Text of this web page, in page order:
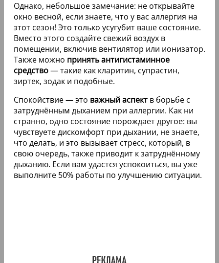
Однако, небольшое замечание: не открывайте
окно весной, если знаете, что у вас аллергия на
этот сезон! Это только усугубит ваше состояние.
Вместо этого создайте свежий воздух в
помещении, включив вентилятор или ионизатор.
Также можно принять антигистаминное
средство— такие как кларитин, супрастин,
зиртек, зодак и подобные.
Спокойствие — это важный аспект в борьбе с
затруднённым дыханием при аллергии. Как ни
странно, одно состояние порождает другое: вы
чувствуете дискомфорт при дыхании, не знаете,
что делать, и это вызывает стресс, который, в
свою очередь, также приводит к затруднённому
дыханию. Если вам удастся успокоиться, вы уже
выполните 50% работы по улучшению ситуации.